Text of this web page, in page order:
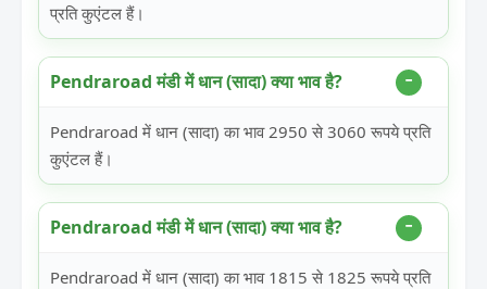
प्रति कुएंटल हैं।
Pendraroad मंडी में धान (सादा) क्या भाव है?
Pendraroad में धान (सादा) का भाव 2950 से 3060 रूपये प्रति
कुएंटल हैं।
Pendraroad मंडी में धान (सादा) क्या भाव है?
Pendraroad में धान (सादा) का भाव 1815 से 1825 रूपये प्रति